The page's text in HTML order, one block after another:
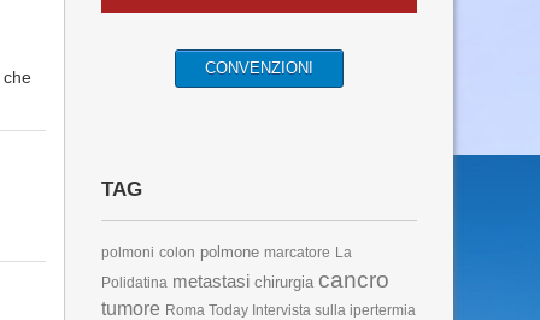
CONVENZIONI
TAG
polmoni colon polmone marcatore La
Polidatina metastasi chirurgia cancro
tumore Roma Today Intervista sulla ipertermia